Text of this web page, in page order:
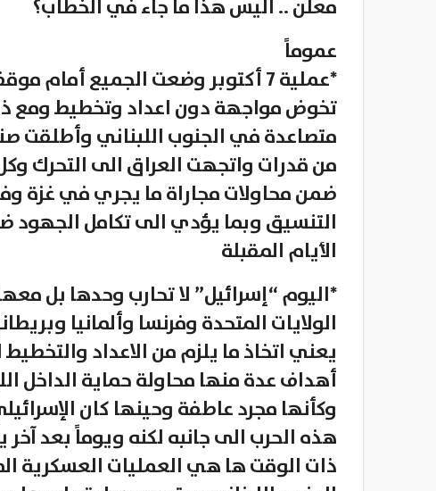
معلن .. اليس هذا ما جاء في الخطاب؟
عموماً
*عملية 7 أكتوبر وضعت الجميع
تخوض مواجهة دون اعداد وتخطيط ومع
متصاعدة في الجنوب اللبناني وأطلقت
من قدرات واتجهت العراق الى التحرك
ضمن محاولات مجاراة ما يجري في غزة
التنسيق وبما يؤدي الى تكامل
الأيام المقبلة
*اليوم “إسرائيل” لا تحارب وحدها بل
الولايات المتحدة وفرنسا وألمانيا
يعني اتخاذ ما يلزم من الاعداد
أهداف عدة منها محاولة حماية الداخل
وكأنها مجرد عاطفة وحينها كان
هذه الحرب الى جانبه لكنه ويوماً بعد
ذات الوقت ها هي العمليات العسكرية